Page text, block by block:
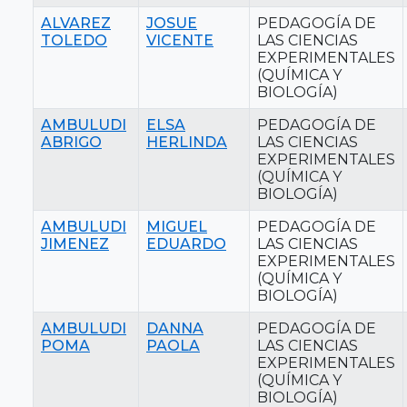
ALVAREZ
TOLEDO
JOSUE
VICENTE
PEDAGOGÍA DE
LAS CIENCIAS
EXPERIMENTALES
(QUÍMICA Y
BIOLOGÍA)
AMBULUDI
ABRIGO
ELSA
HERLINDA
PEDAGOGÍA DE
LAS CIENCIAS
EXPERIMENTALES
(QUÍMICA Y
BIOLOGÍA)
AMBULUDI
JIMENEZ
MIGUEL
EDUARDO
PEDAGOGÍA DE
LAS CIENCIAS
EXPERIMENTALES
(QUÍMICA Y
BIOLOGÍA)
AMBULUDI
POMA
DANNA
PAOLA
PEDAGOGÍA DE
LAS CIENCIAS
EXPERIMENTALES
(QUÍMICA Y
BIOLOGÍA)